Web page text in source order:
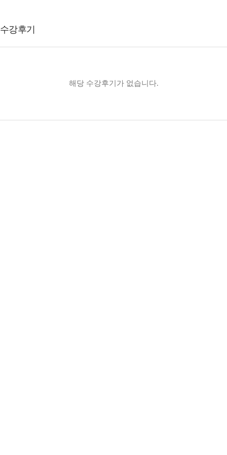
수강후기
해당 수강후기가 없습니다.